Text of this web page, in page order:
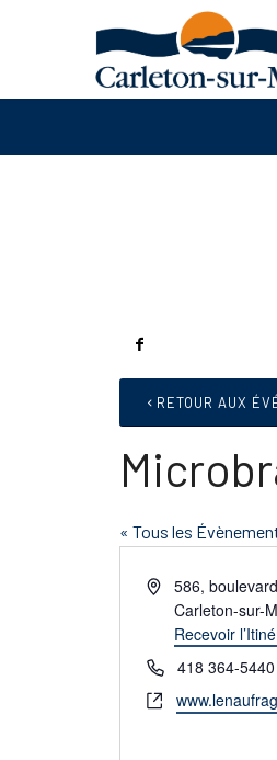
RETOUR AUX
« Tous les
Adresse
586,
Carleton-sur-
Recevoir
Téléphone
418 364-5440
Site